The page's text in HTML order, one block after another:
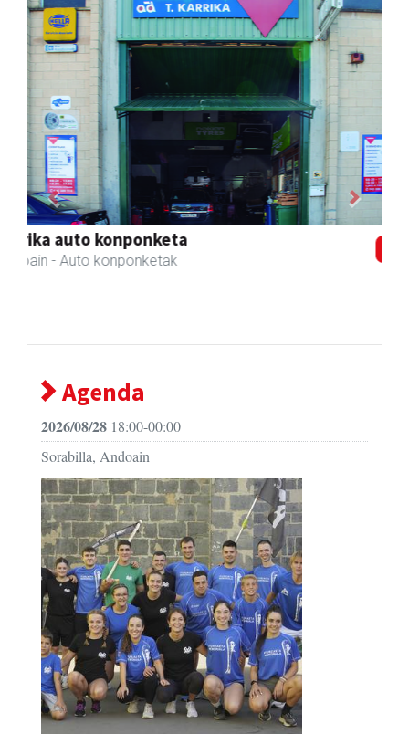
Kiwi Corner English
Andoain - Akademiak
Previous Next
Agenda
2026/08/28 18:00-00:00
Sorabilla, Andoain